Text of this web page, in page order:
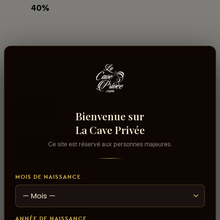
40%
0 sur 5
Bienvenue sur
La Cave Privée
Ce site est réservé aux personnes majeures.
MOIS DE NAISSANCE
ANNÉE DE NAISSANCE